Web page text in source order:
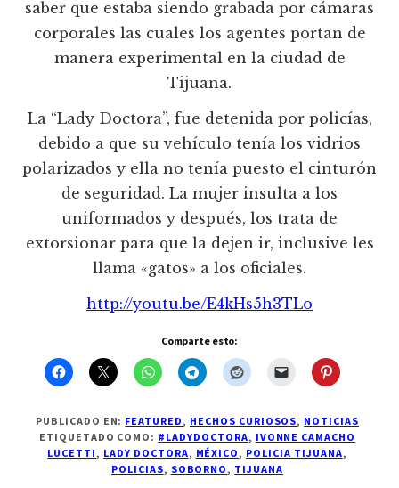
saber que estaba siendo grabada por cámaras
corporales las cuales los agentes portan de
manera experimental en la ciudad de
Tijuana.
La “Lady Doctora”, fue detenida por policías,
debido a que su vehículo tenía los vidrios
polarizados y ella no tenía puesto el cinturón
de seguridad. La mujer insulta a los
uniformados y después, los trata de
extorsionar para que la dejen ir, inclusive les
llama «gatos» a los oficiales.
http://youtu.be/E4kHs5h3TLo
Comparte esto:
PUBLICADO EN: FEATURED, HECHOS CURIOSOS, NOTICIAS
ETIQUETADO COMO: #LADYDOCTORA, IVONNE CAMACHO
LUCETTI, LADY DOCTORA, MÉXICO, POLICIA TIJUANA,
POLICIAS, SOBORNO, TIJUANA